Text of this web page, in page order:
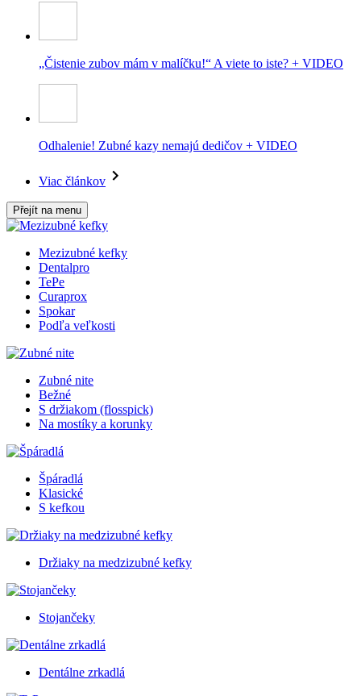
„Čistenie zubov mám v malíčku!“ A viete to iste? + VIDEO
Odhalenie! Zubné kazy nemajú dedičov + VIDEO
Viac článkov
Přejít na menu
Mezizubné kefky
Dentalpro
TePe
Curaprox
Spokar
Podľa veľkosti
Zubné nite
Bežné
S držiakom (flosspick)
Na mostíky a korunky
Špáradlá
Klasické
S kefkou
Držiaky na medzizubné kefky
Stojančeky
Dentálne zrkadlá